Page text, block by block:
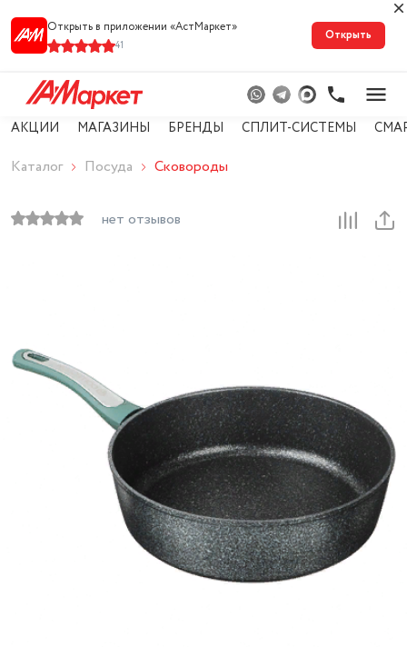
Открыть в приложении «АстМарке‪т‬»
41
Открыть
АКЦИИ МАГАЗИНЫ БРЕНДЫ СПЛИТ-СИСТЕМЫ
Каталог Посуда Сковороды
нет отзывов